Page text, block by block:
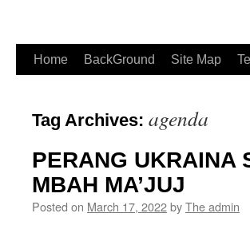
Home BackGround Site Map
Tag Archives: agenda
PERANG UKRAINA
MBAH MA’JUJ
Posted on March 17, 2022byThe admin